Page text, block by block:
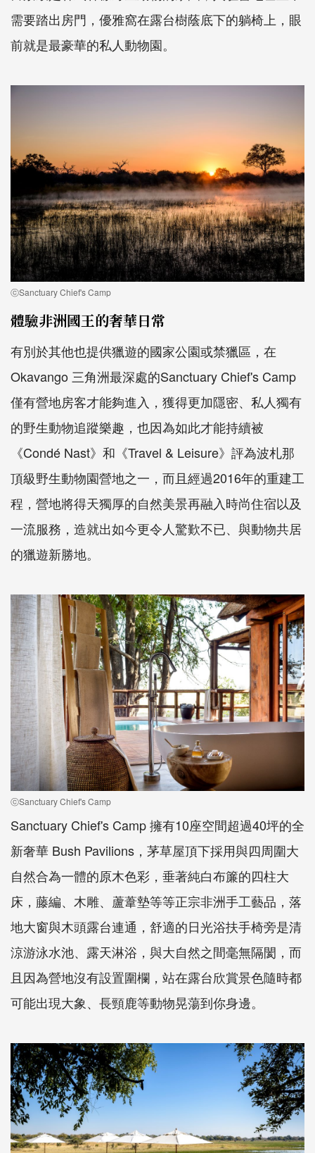
需要踏出房門，優雅窩在露台樹蔭底下的躺椅上，眼
前就是最豪華的私人動物園。
ⓒSanctuary Chief's Camp
體驗非洲國王的奢華日常
有別於其他也提供獵遊的國家公園或禁獵區，在
Okavango 三角洲最深處的Sanctuary Chief's Camp
僅有營地房客才能夠進入，獲得更加隱密、私人獨有
的野生動物追蹤樂趣，也因為如此才能持續被
《Condé Nast》和《Travel & Leisure》評為波札那
頂級野生動物園營地之一，而且經過2016年的重建工
程，營地將得天獨厚的自然美景再融入時尚住宿以及
一流服務，造就出如今更令人驚歎不已、與動物共居
的獵遊新勝地。
ⓒSanctuary Chief's Camp
Sanctuary Chief's Camp 擁有10座空間超過40坪的全
新奢華 Bush Pavilions，茅草屋頂下採用與四周圍大
自然合為一體的原木色彩，垂著純白布簾的四柱大
床，藤編、木雕、蘆葦墊等等正宗非洲手工藝品，落
地大窗與木頭露台連通，舒適的日光浴扶手椅旁是清
涼游泳水池、露天淋浴，與大自然之間毫無隔閡，而
且因為營地沒有設置圍欄，站在露台欣賞景色隨時都
可能出現大象、長頸鹿等動物晃蕩到你身邊。